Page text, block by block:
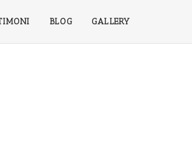
BLOG GALLERY